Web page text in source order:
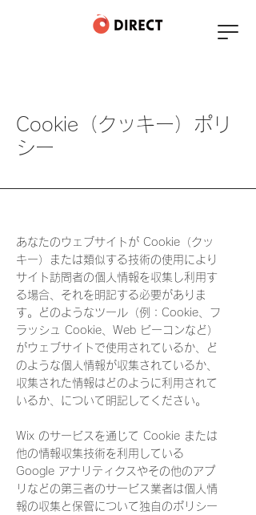
Cookie（クッキー）ポリ
シー
あなたのウェブサイトが Cookie（クッ
キー）または類似する技術の使用により
サイト訪問者の個人情報を収集し利用す
る場合、それを明記する必要がありま
す。どのようなツール（例：Cookie、フ
ラッシュ Cookie、Web ビーコンなど）
がウェブサイトで使用されているか、ど
のような個人情報が収集されているか、
収集された情報はどのように利用されて
いるか、について明記してください。
Wix のサービスを通じて Cookie または
他の情報収集技術を利用している
Google アナリティクスやその他のアプ
リなどの第三者のサービス業者は個人情
報の収集と保管について独自のポリシー